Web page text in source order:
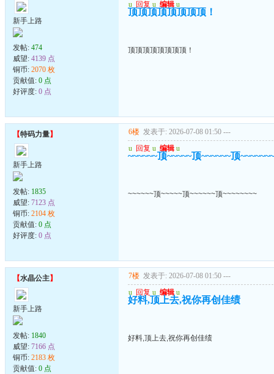
新手上路
发帖: 474
威望: 4139 点
铜币: 2070 枚
贡献值: 0 点
好评度: 0 点
u 回复 u 编辑 u
顶顶顶顶顶顶顶顶！
顶顶顶顶顶顶顶顶！
【特码力量】
新手上路
发帖: 1835
威望: 7123 点
铜币: 2104 枚
贡献值: 0 点
好评度: 0 点
6楼 发表于: 2026-07-08 01:50 ---
u 回复 u 编辑 u
~~~~~~顶~~~~~顶~~~~~~顶
~~~~~~顶~~~~~顶~~~~~~顶~~~~~~~~
【水晶公主】
新手上路
发帖: 1840
威望: 7166 点
铜币: 2183 枚
贡献值: 0 点
7楼 发表于: 2026-07-08 01:50 ---
u 回复 u 编辑 u
好料,顶上去,祝你再创佳绩
好料,顶上去,祝你再创佳绩